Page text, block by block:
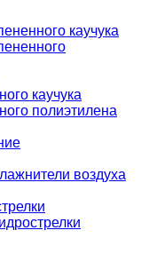
каучука
каучука
полиэтилена
воздуха